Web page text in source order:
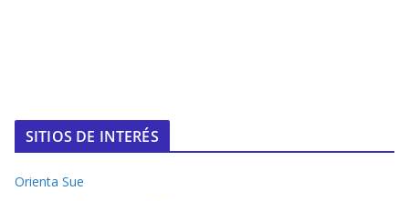
SITIOS DE INTERÉS
Orienta Sue